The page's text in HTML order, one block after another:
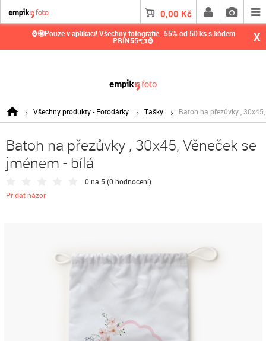
⌚🤩Pouze v aplikaci! Všechny fotografie -55% od 50 ks s kódem
PRIN55👈⌚ X
0,00 Kč
Všechny produkty - Fotodárky Tašky Batoh na přezůvky ,
Batoh na přezůvky , 30x45, Věneček se
jménem - bílá
0 na 5 (0 hodnocení)
Přidat názor